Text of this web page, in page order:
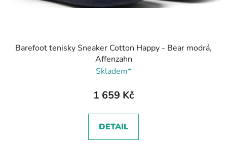
Barefoot tenisky Sneaker Cotton Happy - Bear modrá,
Affenzahn
Skladem*
1 659 Kč
DETAIL